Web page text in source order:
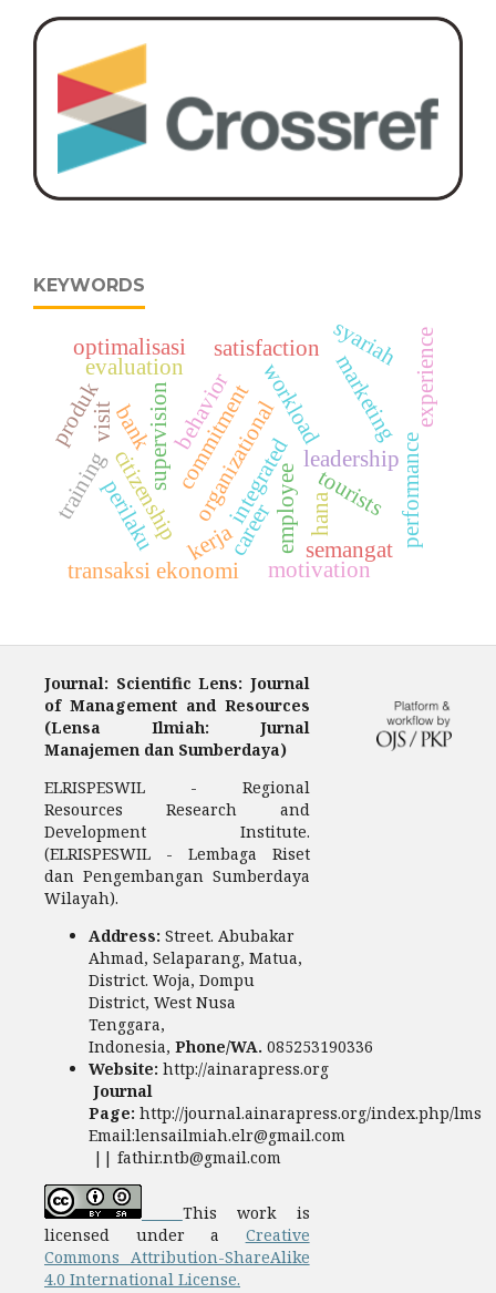
KEYWORDS
workload
organizationalemployee
supervision leadership
satisfaction
behavior
citizenship
commitment
bank
integrated
marketing
tourists
visit
performance
career
evaluation
hana
training
transaksi ekonomi
perilaku
syariah
optimalisasi experience
motivation
kerja semangat
produk
Journal: Scientific Lens: Journal
of Management and Resources
(Lensa Ilmiah: Jurnal
Manajemen dan Sumberdaya)
ELRISPESWIL - Regional
Resources Research and
Development Institute.
(ELRISPESWIL - Lembaga Riset
dan Pengembangan Sumberdaya
Wilayah).
Address: Street. Abubakar
Ahmad, Selaparang, Matua,
District. Woja, Dompu
District, West Nusa
Tenggara,
Indonesia, Phone/WA. 085253190336
Website: http://ainarapress.org
Journal
Page: http://journal.ainarapress.org/index.php/lms
Email:lensailmiah.elr@gmail.com
|| fathir.ntb@gmail.com
This work is
licensed under a Creative
Commons Attribution-ShareAlike
4.0 International License.